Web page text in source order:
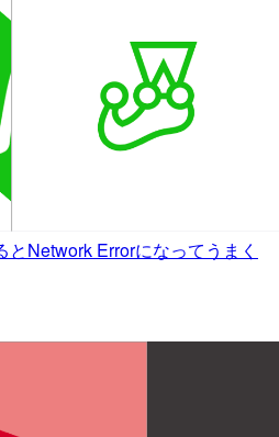
Network Errorになってうまく